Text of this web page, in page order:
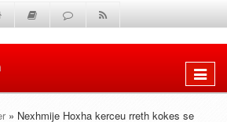
Shfaq
» Nexhmije Hoxha kerceu rreth kokes se